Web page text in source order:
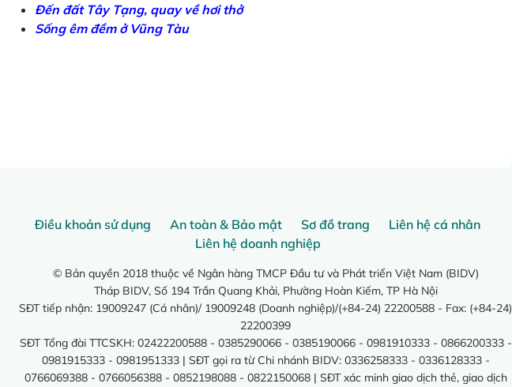
Đến đất Tây Tạng, quay về hơi thở
Sống êm đềm ở Vũng Tàu
Điều khoản sử dụng An toàn & Bảo mật Sơ đồ trang
Liên hệ cá nhân
Liên hệ doanh nghiệp
© Bản quyền 2018 thuộc về Ngân hàng TMCP Đầu tư và Phát triển Việt Nam (BIDV)
Tháp BIDV, Số 194 Trần Quang Khải, Phường Hoàn Kiếm, TP Hà Nội
SĐT tiếp nhận: 19009247 (Cá nhân)/ 19009248 (Doanh nghiệp)/(+84-24) 22200588 - Fax: (+84-24)
22200399
SĐT Tổng đài TTCSKH: 02422200588 - 0385290066 - 0385190066 - 0981910333 - 0866200333 -
0981915333 - 0981951333 | SĐT gọi ra từ Chi nhánh BIDV: 0336258333 - 0336128333 -
0766069388 - 0766056388 - 0852198088 - 0822150068 | SĐT xác minh giao dịch thẻ, giao dịch